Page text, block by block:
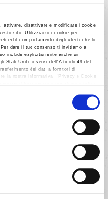
attivare, disattivare e modificare i cookie
sito. Utilizziamo i cookie per
ed il comportamento degli utenti che lo
dare il tuo consenso ti invitiamo a
include esplicitamente anche un
Stati Uniti ai sensi dell'Articolo 49 del
dei dati a fornitori di
la nostra informativa “Privacy e Cookie
circa sul
per forno a